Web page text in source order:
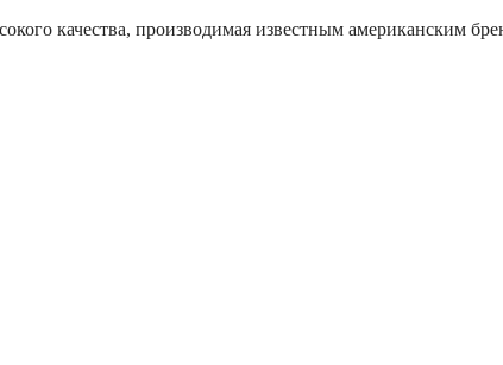
качества, производимая известным американским